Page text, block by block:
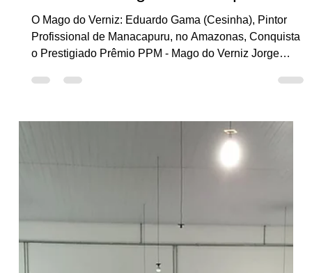
Novembro 2025 - Cesinha Mago
do Verniz Jorge Cesar Lopini
O Mago do Verniz: Eduardo Gama (Cesinha), Pintor
Cesar Lopini Eduardo Gama Cesinha Mago do Verniz
pintura imobiliária e restauração, o mestre que trocou o
Sul pela Amazônia celebra o reconhecimento nacional
Cesinha. Mas nos grupos de pint